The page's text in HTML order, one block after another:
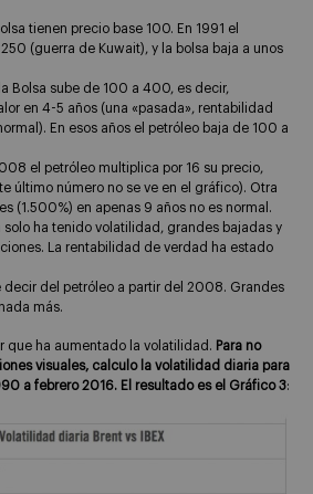
tienen precio base 100. En 1991 el
(guerra de Kuwait), y la bolsa baja a unos
Bolsa sube de 100 a 400, es decir,
en 4-5 años (una «pasada», rentabilidad
En esos años el petróleo baja de 100 a
el petróleo multiplica por 16 su precio,
último número no se ve en el gráfico). Otra
(1.500%) en apenas 9 años no es normal.
solo ha tenido volatilidad, grandes bajadas y
La rentabilidad de verdad ha estado
decir del petróleo a partir del 2008. Grandes
más.
que ha aumentado la volatilidad. Para no
visuales, calculo la volatilidad diaria para
a febrero 2016. El resultado es el Gráfico 3: